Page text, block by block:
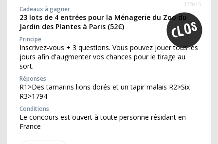
372015
Cadeaux à gagner
23 lots de 4 entrées pour la Ménagerie du Zoo du
Jardin des Plantes à Paris (52€)
Principe
Inscrivez-vous + 3 questions. Vous pouvez jouer tous les
jours afin d'augmenter vos chances pour le tirage au
sort.
Réponses
R1>Des tamarins lions dorés et un tapir malais R2>Six
R3>1794
Conditions
Le concours est ouvert à toute personne résidant en
France